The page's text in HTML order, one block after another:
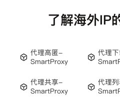
了解海外IP
代理高匿-
SmartProxy
代理
代理共享-
SmartProxy
代理